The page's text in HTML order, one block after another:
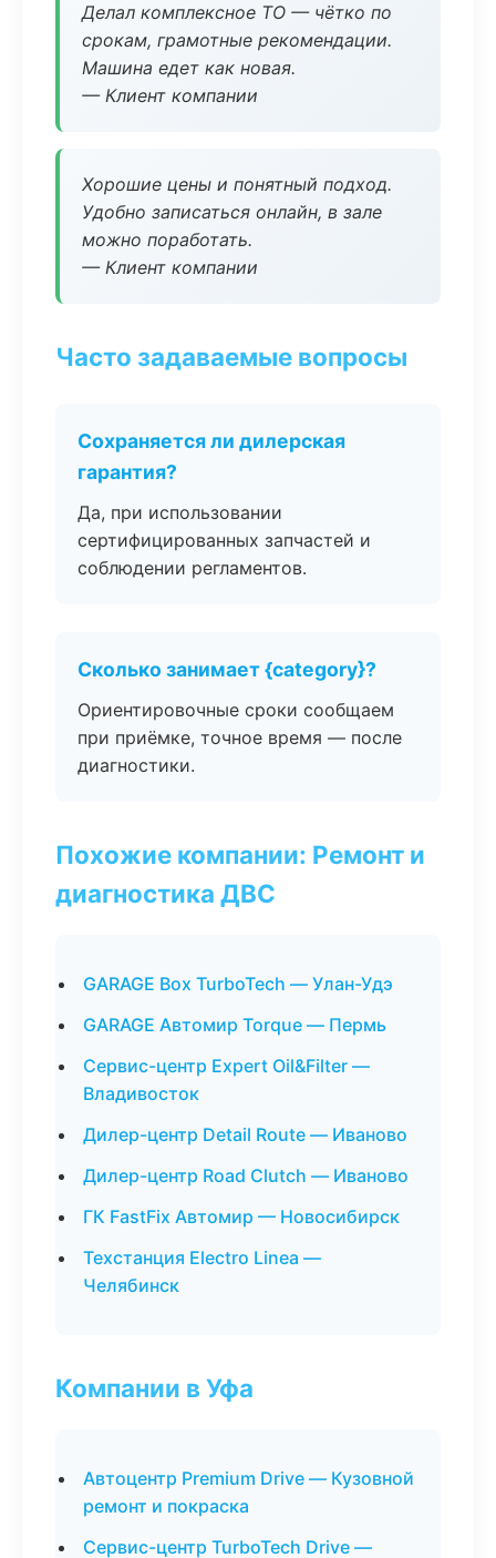
Делал комплексное ТО — чётко по
срокам, грамотные рекомендации.
Машина едет как новая.
— Клиент компании
Хорошие цены и понятный подход.
Удобно записаться онлайн, в зале
можно поработать.
— Клиент компании
Часто задаваемые вопросы
Сохраняется ли дилерская
гарантия?
Да, при использовании
сертифицированных запчастей и
соблюдении регламентов.
Сколько занимает {category}?
Ориентировочные сроки сообщаем
при приёмке, точное время — после
диагностики.
Похожие компании: Ремонт и
диагностика ДВС
GARAGE Box TurboTech — Улан-Удэ
GARAGE Автомир Torque — Пермь
Сервис-центр Expert Oil&Filter —
Владивосток
Дилер-центр Detail Route — Иваново
Дилер-центр Road Clutch — Иваново
ГК FastFix Автомир — Новосибирск
Техстанция Electro Linea —
Челябинск
Компании в Уфа
Автоцентр Premium Drive — Кузовной
ремонт и покраска
Сервис-центр TurboTech Drive —